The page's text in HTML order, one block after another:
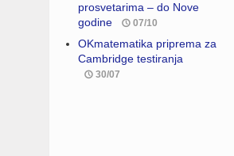
prosvetarima – do Nove
godine
07/10
OKmatematika priprema za
Cambridge testiranja
30/07